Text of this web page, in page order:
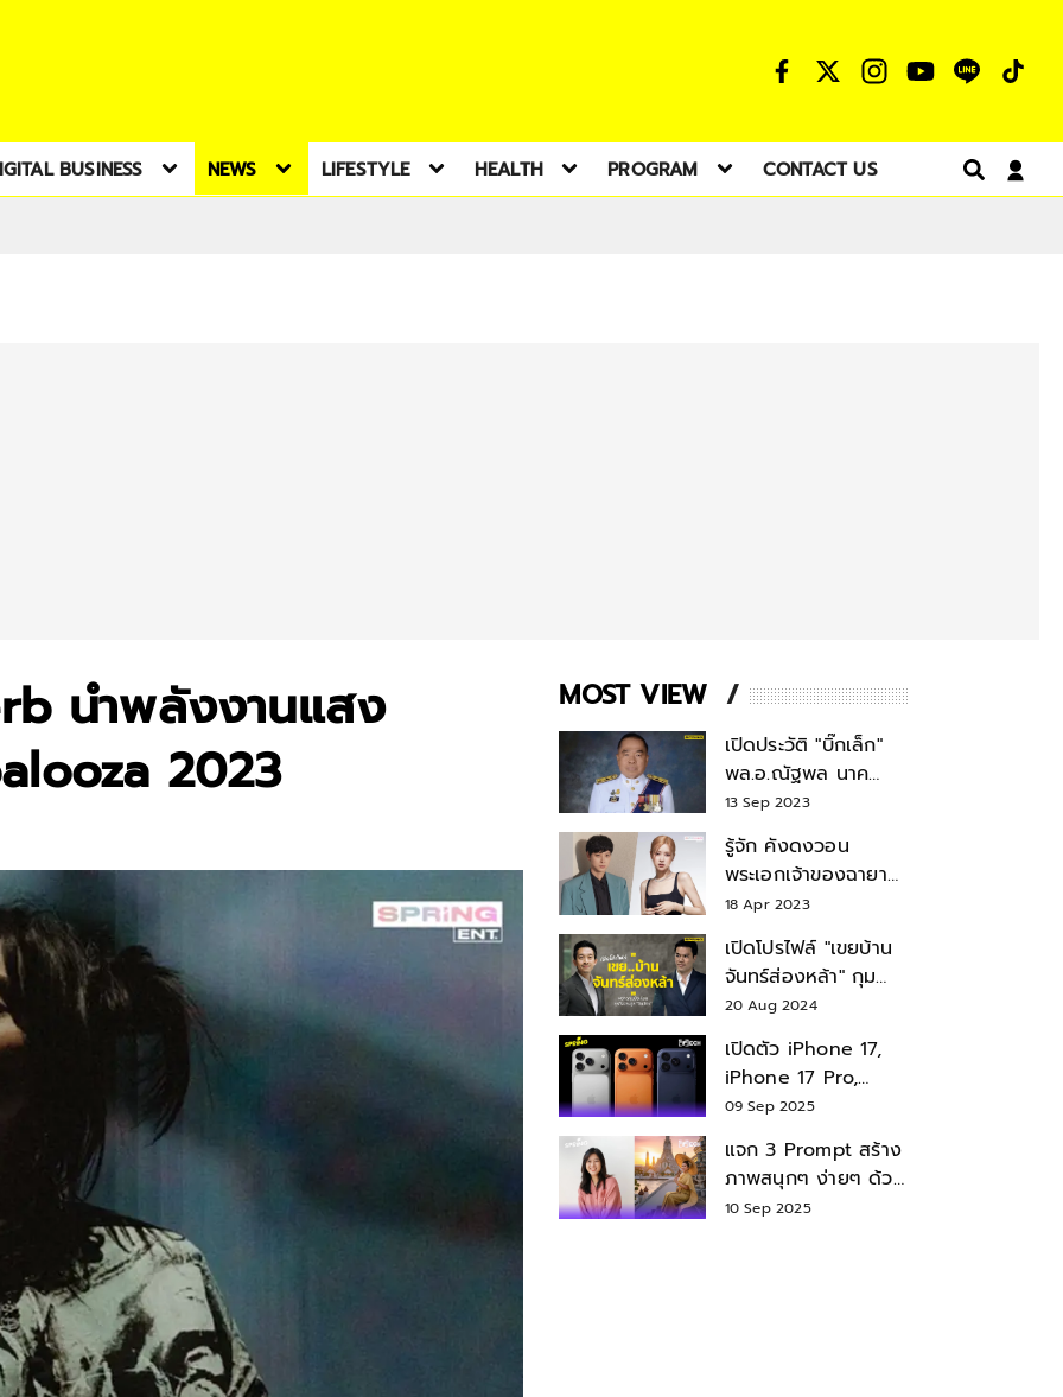
BUSINESS NEWS LIFESTYLE HEALTH PROGRAM CONTACT US
นำพลังงานแสง
2023
MOST VIEW
เปิดประวัติ "บิ๊กเล็ก"
พล.อ.ณัฐพล นาค
พาณิชย์ จากเลขาฯ
สมช.-เลขาฯ
รมว.กลาโหม
13 Sep 2023
รู้จัก คังดงวอน
พระเอกเจ้าของฉายา
สมบัติแห่งชาติ หลังมี
18 Apr 2023
เปิดโปรไฟล์ "เขยบ้าน
จันทร์ส่องหล้า" กุม
บังเหียนธุรกิจตระกูล
"ชินวัตร"
20 Aug 2024
เปิดตัว iPhone 17,
iPhone 17 Pro,
iPhone 17 Air สเปค
09 Sep 2025
แจก 3 Prompt สร้าง
ภาพสนุกๆ ง่ายๆ ด้วย
Nano Banana ใน
10 Sep 2025